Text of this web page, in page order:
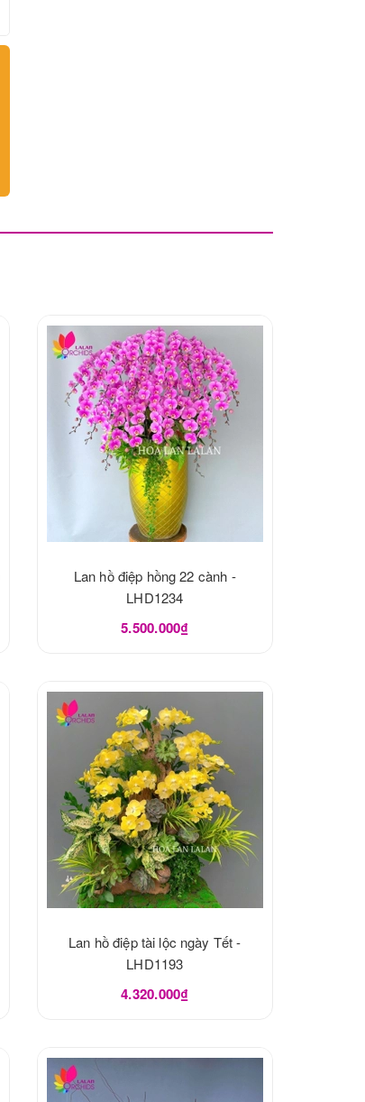
Lan hồ điệp hồng 22 cành -
LHD1234
5.500.000₫
Lan hồ điệp tài lộc ngày Tết -
LHD1193
4.320.000₫